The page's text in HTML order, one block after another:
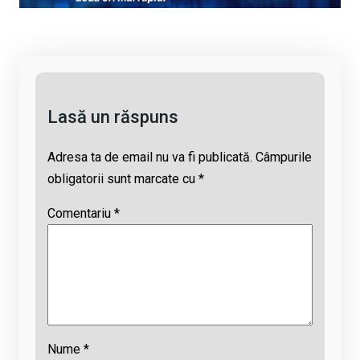
Li b
s
a
Lasă un răspuns
Adresa ta de email nu va fi publicată. Câmpurile
obligatorii sunt marcate cu *
Comentariu *
Nume *